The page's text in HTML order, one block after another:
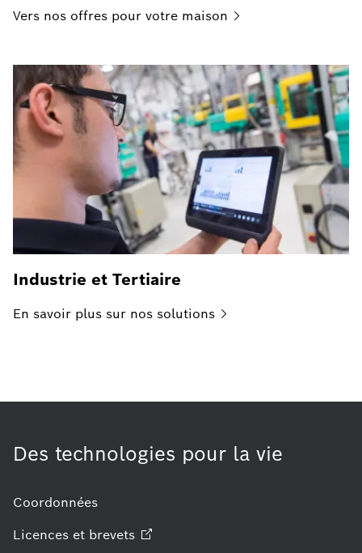
Vers nos offres pour votre maison
Industrie et Tertiaire
En savoir plus sur nos solutions
Des technologies pour la vie
Coordonnées
Licences et brevets